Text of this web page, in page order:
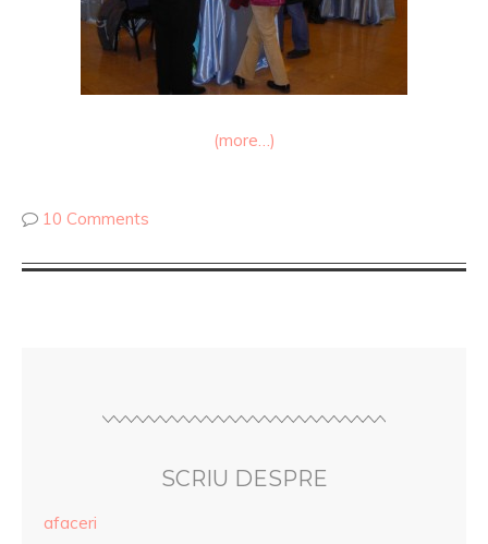
(more…)
10 Comments
SCRIU DESPRE
afaceri